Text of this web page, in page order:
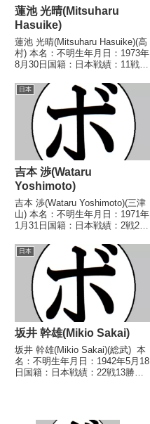
蓮池 光晴(Mitsuharu
Hasuike)
蓮池 光晴(Mitsuharu Hasuike)(高
村) 本名：不明生年月日：1973年
8月30日国籍：日本戦績：11戦8
1991年度中日本ライト級新人
王 【戦歴】1990/12/04
●3RTKO 伊藤 ...
日本
吉本 渉(Wataru
Yoshimoto)
吉本 渉(Wataru Yoshimoto)(三津
山) 本名：不明生年月日：1971年
1月31日国籍：日本戦績：2戦2
歴】2001/04/30 ●3RTKO 百々
晃瑞(駿河)2001/10/28
●1RKO ...
日本
坂井 幹雄(Mikio Sakai)
坂井 幹雄(Mikio Sakai)(総武) 本
名：不明生年月日：1942年5月18
日国籍：日本戦績：22戦13勝
権 吉岡 弥一...